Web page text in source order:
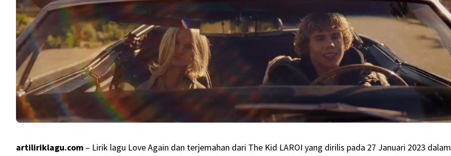
artiliriklagu.com – Lirik lagu Love Again dan terjemahan dari The Kid LAROI yang dirilis pada 27 Januari 2023 dalam